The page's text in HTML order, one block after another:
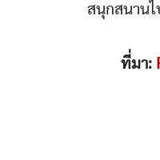
สนุกสนาน
ที่มา: